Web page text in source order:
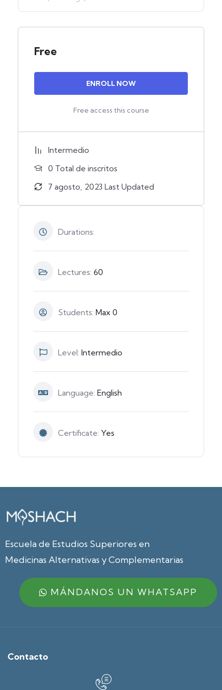
Free
ENROLL NOW
Free access this course
Intermedio
0 TotaI de inscritos
7 agosto, 2023 Last Updated
Durations:
Lectures: 60
Students: Max 0
Level: Intermedio
Language: English
Certificate: Yes
Escuela de Estudios Superiores en
Medicinas Alternativas y Complementarias
MÁNDANOS UN WHATSAPP
Contacto